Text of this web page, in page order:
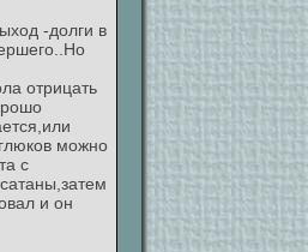
-долги в
отрицать
можно
с
и он